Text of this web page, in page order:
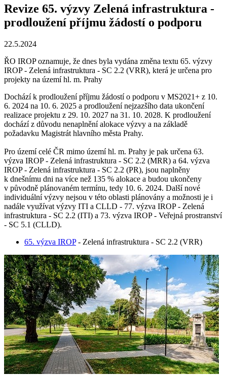
Revize 65. výzvy Zelená infrastruktura -
prodloužení příjmu žádostí o podporu
22.5.2024
ŘO IROP oznamuje, že dnes byla vydána změna textu 65. výzvy
IROP - Zelená infrastruktura - SC 2.2 (VRR), která je určena pro
projekty na území hl. m. Prahy
Dochází k prodloužení příjmu žádostí o podporu v MS2021+ z 10.
6. 2024 na 10. 6. 2025 a prodloužení nejzazšího data ukončení
realizace projektu z 29. 10. 2027 na 31. 10. 2028. K prodloužení
dochází z důvodu nenaplnění alokace výzvy a na základě
požadavku Magistrát hlavního města Prahy.
Pro území celé ČR mimo území hl. m. Prahy je pak určena 63.
výzva IROP - Zelená infrastruktura - SC 2.2 (MRR) a 64. výzva
IROP - Zelená infrastruktura - SC 2.2 (PR), jsou naplněny
k dnešnímu dni na více než 135 % alokace a budou ukončeny
v původně plánovaném termínu, tedy 10. 6. 2024. Další nové
individuální výzvy nejsou v této oblasti plánovány a možnosti je i
nadále využívat výzvy ITI a CLLD - 77. výzva IROP - Zelená
infrastruktura - SC 2.2 (ITI) a 73. výzva IROP - Veřejná prostranství
- SC 5.1 (CLLD).
65. výzva IROP- Zelená infrastruktura - SC 2.2 (VRR)